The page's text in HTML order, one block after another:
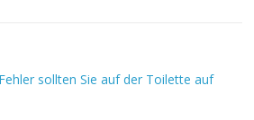
sollten Sie auf der Toilette auf